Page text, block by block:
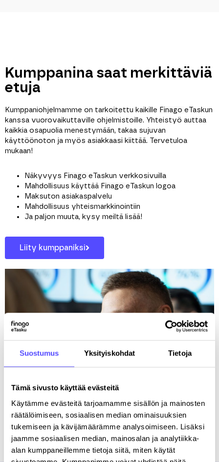
Suostumus Yksityiskohdat Tietoja
Tämä sivusto käyttää evästeitä
Käytämme evästeitä tarjoamamme sisällön ja mainosten
räätälöimiseen, sosiaalisen median ominaisuuksien
tukemiseen ja kävijämäärämme analysoimiseen. Lisäksi
jaamme sosiaalisen median, mainosalan ja analytiikka-
alan kumppaneillemme tietoja siitä, miten käytät
Kumppanina saat merkittäviä
etuja
Kumppaniohjelmamme on tarkoitettu kaikille Finago eTaskun
kanssa vuorovaikuttaville ohjelmistoille. Yhteistyö auttaa
kaikkia osapuolia menestymään, takaa sujuvan
käyttöönoton ja myös asiakkaasi kiittää. Tervetuloa
mukaan!
Näkyvyys Finago eTaskun verkkosivuilla
Mahdollisuus käyttää Finago eTaskun logoa
Maksuton asiakaspalvelu
Mahdollisuus yhteismarkkinointiin
Ja paljon muuta, kysy meiltä lisää!
Liity kumppaniksi